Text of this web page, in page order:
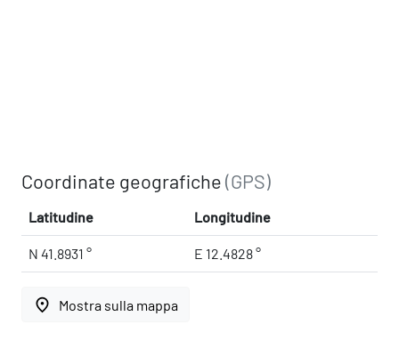
Coordinate geografiche(GPS)
Latitudine Longitudine
N 41.8931 ° E 12.4828 °
place Mostra sulla mappa